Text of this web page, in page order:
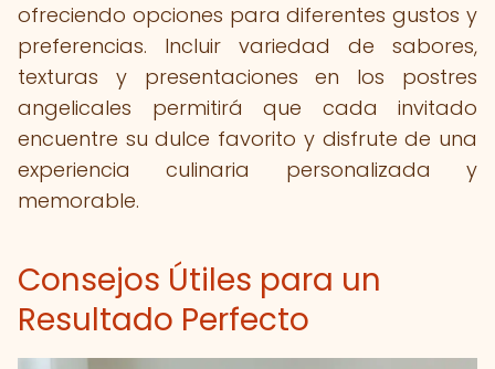
ofreciendo opciones para diferentes gustos y
preferencias. Incluir variedad de sabores,
texturas y presentaciones en los postres
angelicales permitirá que cada invitado
encuentre su dulce favorito y disfrute de una
experiencia culinaria personalizada y
memorable.
Consejos Útiles para un
Resultado Perfecto